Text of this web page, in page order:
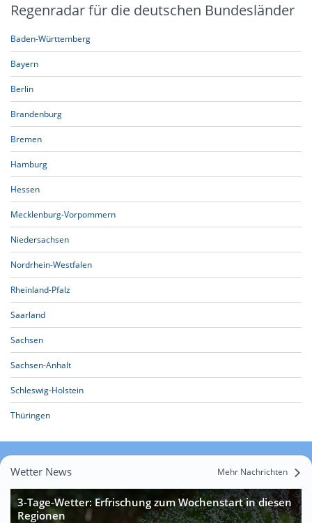
Regenradar für die deutschen Bundesländer
Baden-Württemberg
Bayern
Berlin
Brandenburg
Bremen
Hamburg
Hessen
Mecklenburg-Vorpommern
Niedersachsen
Nordrhein-Westfalen
Rheinland-Pfalz
Saarland
Sachsen
Sachsen-Anhalt
Schleswig-Holstein
Thüringen
Wetter News Mehr Nachrichten
3-Tage-Wetter: Erfrischung zum Wochenstart in diesen
Regionen